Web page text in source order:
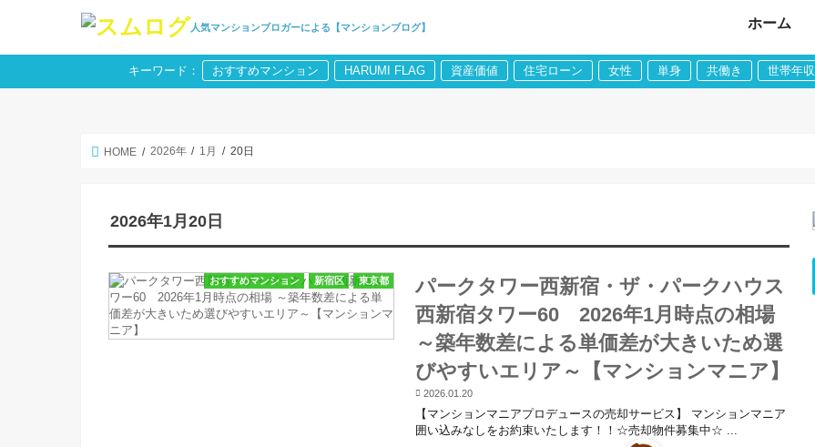
人気マンションブロガーによる【マンションブログ】
ホーム
キーワード： おすすめマンション HARUMI FLAG 資産価値 住宅ローン 女性 単身 共働き 世帯年収
HOME 2026年 1月 20日
2026年1月20日
おすすめマンション 新宿区 東京都
パークタワー西新宿・ザ・パークハウス
西新宿タワー60 2026年1月時点の相場
～築年数差による単価差が大きいため選
びやすいエリア～【マンションマニア】
2026.01.20
【マンションマニアプロデュースの売却サービス】 マンションマニア
囲い込みなしをお約束いたします！！☆売却物件募集中☆ ...